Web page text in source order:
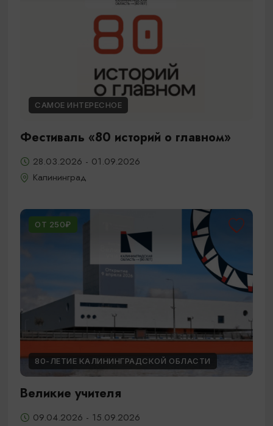
САМОЕ ИНТЕРЕСНОЕ
Фестиваль «80 историй о главном»
28.03.2026 - 01.09.2026
Калининград
ОТ 250₽
80-ЛЕТИЕ КАЛИНИНГРАДСКОЙ ОБЛАСТИ
Великие учителя
09.04.2026 - 15.09.2026